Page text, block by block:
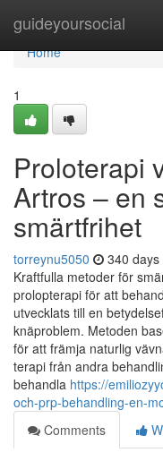
guideyoursocial
Home
Home
1
Proloterapi
Artros – en
smärtfrihet
torreynu5050 340 days
Kraftfulla metoder för
prolopterapi för att
utvecklats till en
knäproblem. Metoden
för att främja naturlig
terapi från andra
behandla https://
och-prp-behandling-en-
Comments